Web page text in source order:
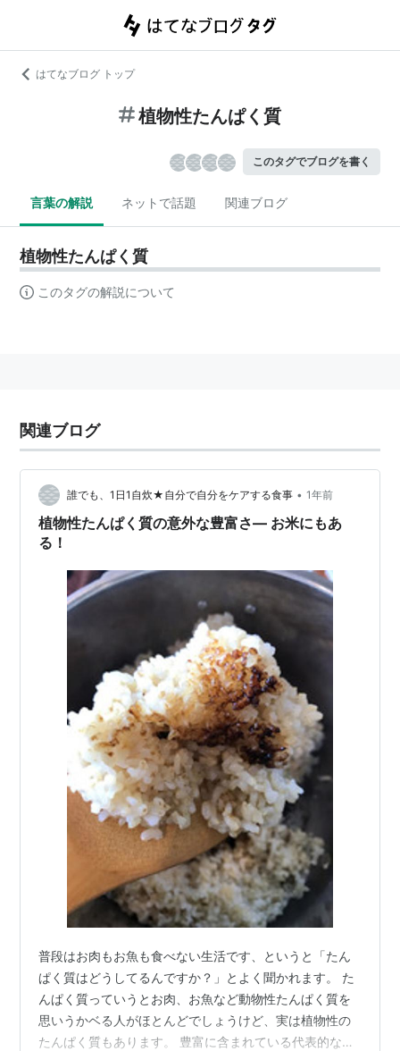
はてなブログ トップ
植物性たんぱく質
このタグでブログを書く
言葉の解説 ネットで話題 関連ブログ
植物性たんぱく質
このタグの解説について
関連ブログ
誰でも、1日1自炊★自分で自分をケアする食事 • 1年前
植物性たんぱく質の意外な豊富さ― お米にもあ
る！
普段はお肉もお魚も食べない生活です、というと「たん
ぱく質はどうしてるんですか？」とよく聞かれます。 た
んぱく質っていうとお肉、お魚など動物性たんぱく質を
思いうかベる人がほとんどでしょうけど、実は植物性の
たんぱく質もあります。 豊富に含まれている代表的な食